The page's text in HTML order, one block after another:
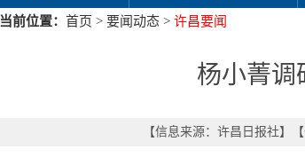
当前位置： 首页 > 要闻动态 > 许昌要闻
杨小菁调
【信息来源： 许昌日报社】